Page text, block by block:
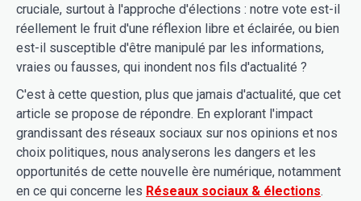
cruciale, surtout à l'approche d'élections : notre vote est-il
réellement le fruit d'une réflexion libre et éclairée, ou bien
est-il susceptible d'être manipulé par les informations,
vraies ou fausses, qui inondent nos fils d'actualité ?
C'est à cette question, plus que jamais d'actualité, que cet
article se propose de répondre. En explorant l'impact
grandissant des réseaux sociaux sur nos opinions et nos
choix politiques, nous analyserons les dangers et les
opportunités de cette nouvelle ère numérique, notamment
en ce qui concerne les Réseaux sociaux & élections.